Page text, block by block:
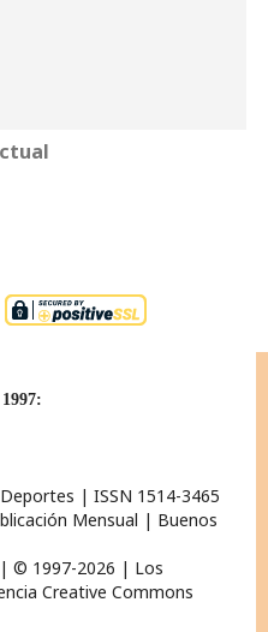
| ISSN 1514-3465
Mensual | Buenos
| © 1997-2026 | Los
Creative Commons